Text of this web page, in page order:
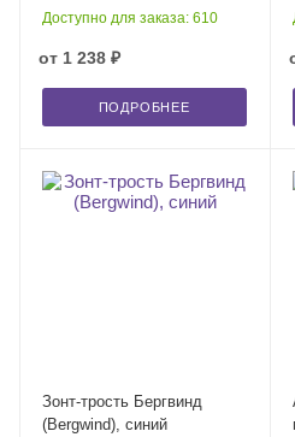
Доступно для заказа: 610
от 1 238 ₽
ПОДРОБНЕЕ
Зонт-трость Бергвинд
(Bergwind), синий